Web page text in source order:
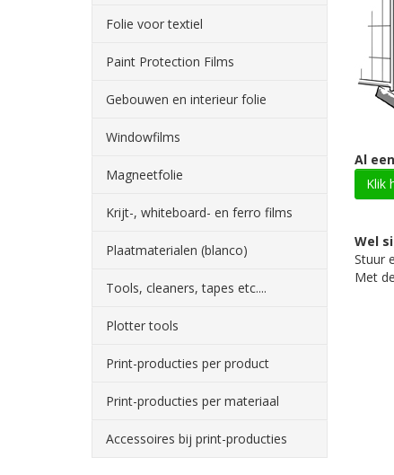
Folie voor textiel
Paint Protection Films
Gebouwen en interieur folie
Windowfilms
Magneetfolie
Krijt-, whiteboard- en ferro films
Plaatmaterialen (blanco)
Tools, cleaners, tapes etc....
Plotter tools
Print-producties per product
Print-producties per materiaal
Accessoires bij print-producties
Al
Klik
Wel
Stuur
Met